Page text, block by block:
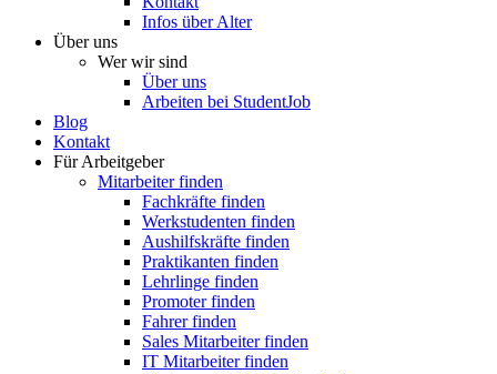
Infos über Alter
Über uns
Wer wir sind
Über uns
Arbeiten bei StudentJob
Blog
Kontakt
Für Arbeitgeber
Mitarbeiter finden
Fachkräfte finden
Werkstudenten finden
Aushilfskräfte finden
Praktikanten finden
Lehrlinge finden
Promoter finden
Fahrer finden
Sales Mitarbeiter finden
IT Mitarbeiter finden